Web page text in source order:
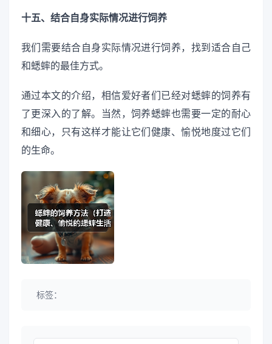
十五、结合自身实际情况进行饲养
我们需要结合自身实际情况进行饲养，找到适合自己
和蟋蟀的最佳方式。
通过本文的介绍，相信爱好者们已经对蟋蟀的饲养有
了更深入的了解。当然，饲养蟋蟀也需要一定的耐心
和细心，只有这样才能让它们健康、愉悦地度过它们
的生命。
标签：